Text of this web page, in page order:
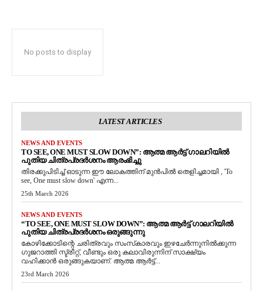
No posts to display
LATEST ARTICLES
NEWS AND EVENTS
TO SEE, ONE MUST SLOW DOWN”: ആത്മ ആർട്ട് ഗാലറിയിൽ
പുതിയ ചിത്രപ്രദർശനം ആരംഭിച്ചു
തിരക്കുപിടിച്ച് ഓടുന്ന ഈ ലോകത്തിന് മുൻപിൽ തെളിച്ചമായി , 'To
see, One must slow down' എന്ന...
25th March 2026
NEWS AND EVENTS
“TO SEE, ONE MUST SLOW DOWN”: ആത്മ ആർട്ട് ഗാലറിയിൽ
പുതിയ ചിത്രപ്രദർശനം ഒരുങ്ങുന്നു
കോഴിക്കോടിന്റെ ചരിത്രവും സംസ്‌കാരവും ഇഴചേർന്നുനിൽക്കുന്ന
ഗുജറാത്തി സ്ട്രീറ്റ്, വീണ്ടും ഒരു കലാവിരുന്നിന് സാക്ഷ്യം
വഹിക്കാൻ ഒരുങ്ങുകയാണ്. ആത്മ ആർട്ട്...
23rd March 2026